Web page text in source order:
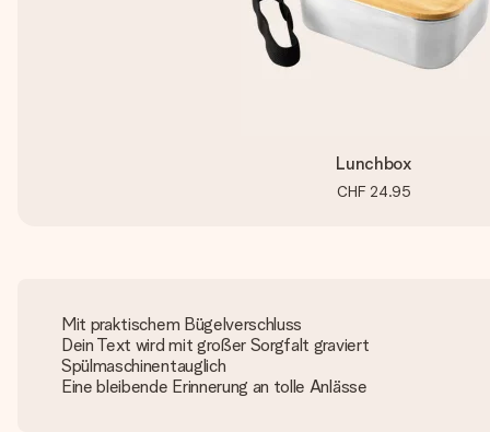
Lunchbox
CHF 24.95
Mit praktischem Bügelverschluss
Dein Text wird mit großer Sorgfalt graviert
Spülmaschinentauglich
Eine bleibende Erinnerung an tolle Anlässe